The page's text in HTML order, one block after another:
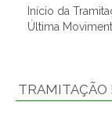
Início da
Última
TRAMITAÇÃO